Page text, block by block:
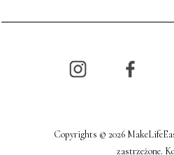
Copyrights © 2026
zastrzeżone.